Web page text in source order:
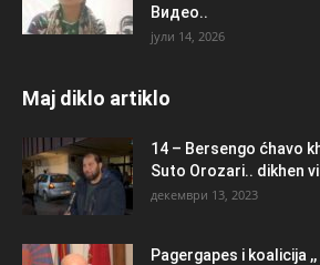
Видео..
јули 14, 2026
Maj diklo artiklo
14 – Bersengo ćhavo
Suto Orozari.. dikhen
декември 13, 2023
Pagergapes i koalicija ,,